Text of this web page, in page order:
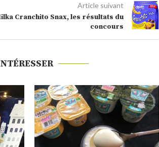
Article suivant
Cranchito Snax, les résultats du
concours